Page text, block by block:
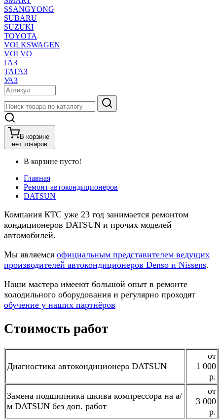
SSANGYONG
SUBARU
SUZUKI
TOYOTA
VOLKSWAGEN
VOLVO
ГАЗ
ТАГАЗ
УАЗ
В корзине
нет товаров
В корзине пусто!
Главная
Ремонт автокондиционеров
DATSUN
Компания КТС уже 23 год занимается ремонтом
кондиционеров DATSUN и прочих моделей
автомобилей.
Мы являемся официальным представителем ведущих
производителей автокондиционеров Denso и Nissens.
Наши мастера имееют большой опыт в ремонте
холодильного оборудования и регулярно проходят
обучение у наших партнёров
Стоимость работ
Диагностика автокондиционера DATSUN
от
1 000
р.
Замена подшипника шкива компрессора на а/
м DATSUN без доп. работ
от
3 000
р.